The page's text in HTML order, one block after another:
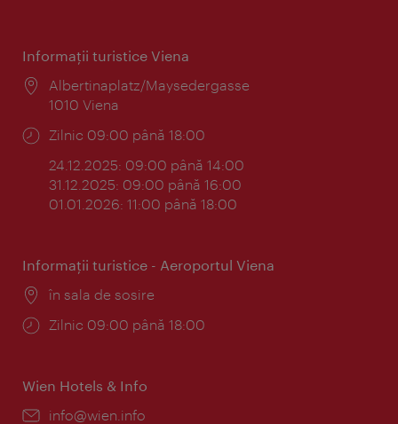
Informaţii turistice Viena
Locul:
Albertinaplatz/Maysedergasse
1010 Viena
Program:
Zilnic 09:00 până 18:00
24.12.2025: 09:00 până 14:00
31.12.2025: 09:00 până 16:00
01.01.2026: 11:00 până 18:00
Informaţii turistice - Aeroportul Viena
Locul:
în sala de sosire
Program:
Zilnic 09:00 până 18:00
Wien Hotels & Info
E-
info@wien.info